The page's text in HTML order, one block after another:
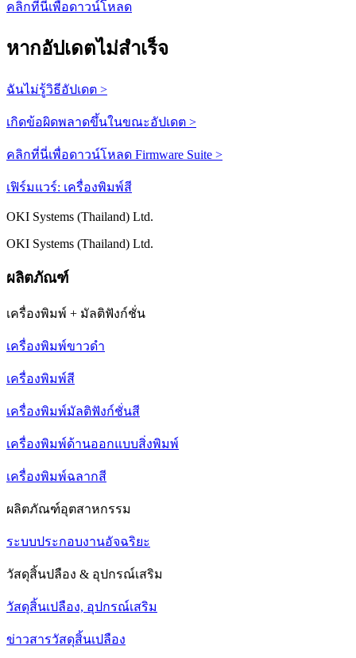
คลิกที่นี่เพื่อดาวน์โหลด
หากอัปเดตไม่สำเร็จ
ฉันไม่รู้วิธีอัปเดต >
เกิดข้อผิดพลาดขึ้นในขณะอัปเดต >
คลิกที่นี่เพื่อดาวน์โหลด Firmware Suite >
เฟิร์มแวร์: เครื่องพิมพ์สี
OKI Systems (Thailand) Ltd.
OKI Systems (Thailand) Ltd.
ผลิตภัณฑ์
เครื่องพิมพ์ + มัลติฟังก์ชั่น
เครื่องพิมพ์ขาวดำ
เครื่องพิมพ์สี
เครื่องพิมพ์มัลติฟังก์ชั่นสี
เครื่องพิมพ์ด้านออกแบบสิ่งพิมพ์
เครื่องพิมพ์ฉลากสี
ผลิตภัณฑ์อุตสาหกรรม
ระบบประกอบงานอัจฉริยะ
วัสดุสิ้นปลือง & อุปกรณ์เสริม
วัสดุสิ้นเปลือง, อุปกรณ์เสริม
ข่าวสารวัสดุสิ้นเปลือง